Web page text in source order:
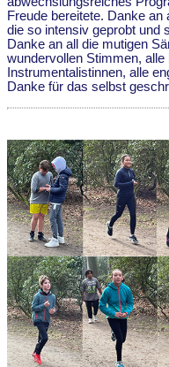
Freude bereitete. Danke
die so intensiv geprobt und
Danke an all die mutigen
wundervollen Stimmen,
Instrumentalistinnen, alle
Danke für das selbst